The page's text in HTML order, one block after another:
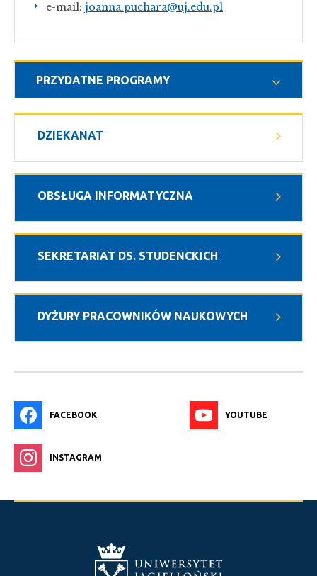
PRZYDATNE PROGRAMY
DZIEKANAT
OBSŁUGA INFORMATYCZNA
SEKRETARIAT DS. STUDENCKICH
DYŻURY PRACOWNIKÓW NAUKOWYCH
FACEBOOK YOUTUBE
INSTAGRAM
e-mail: joanna.puchara@uj.edu.pl